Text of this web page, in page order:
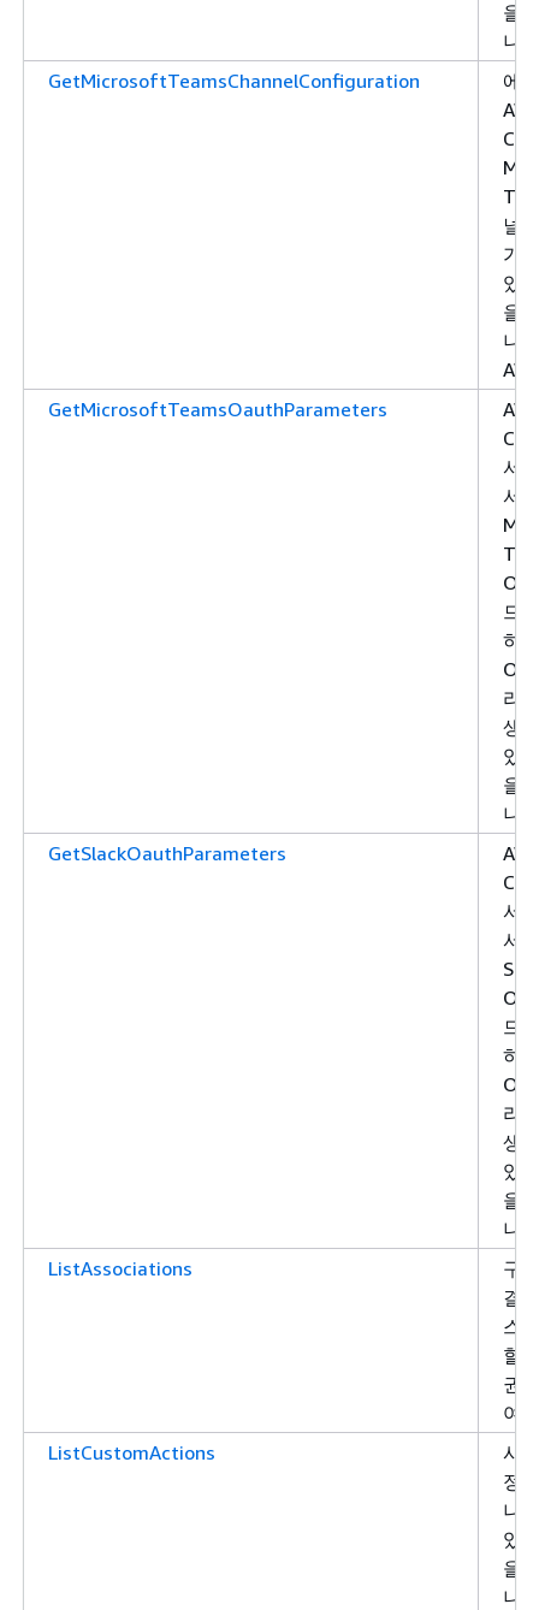
을
니
GetMicrosoftTeamsChannelConfiguration
에
널
가
있
을
니
GetMicrosoftTeamsOauthParameters
서
서
드
하
라
생
있
을
니
GetSlackOauthParameters
서
서
드
하
라
생
있
을
니
ListAssociations
구
결
스
할
권
여
ListCustomActions
사
정
나
있
을
니